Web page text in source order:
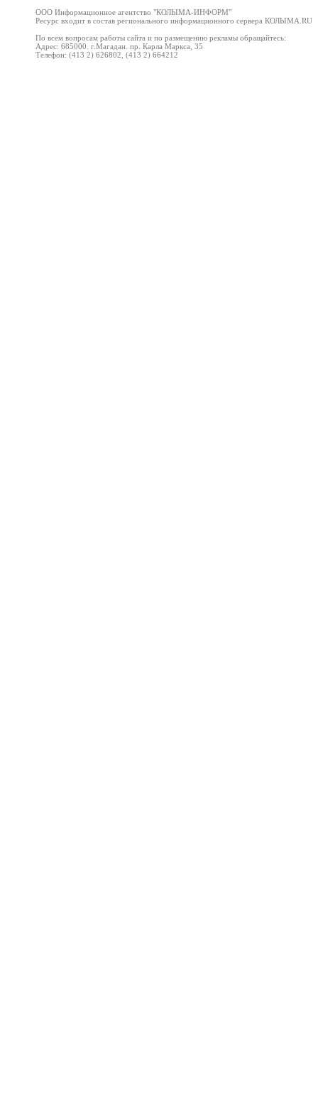
ООО Информационное агентство "КОЛЫМА-ИНФОРМ"
Ресурс входит в состав регионального информационного сервера КОЛЫМА .RU
По всем вопросам работы сайта и по размещению рекламы обращайтесь:
Адрес: 685000. г.Магадан. пр. Карла Маркса, 35
Телефон: (413 2) 626802, (413 2) 664212